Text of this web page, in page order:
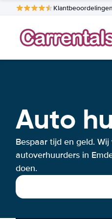
Klantbeoordelingen
Auto
Bespaar tijd en geld.
autoverhuurders in
doen.